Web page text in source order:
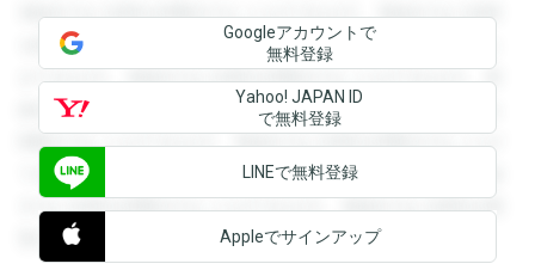
登録すると回答を閲覧することができます。登録すると回答
を閲覧することができます。登録すると回答を閲覧すること
ができます。登録すると回答を閲覧することができます。登
録すると回答を閲覧することができます。登録すると回答を
閲覧することができます。登録すると回答を閲覧することが
できます。登録すると回答を閲覧することができます。登録
すると回答を閲覧することができます。登録すると回答を閲
覧することができます。
Googleアカウントで
無料登録
Yahoo! JAPAN ID
で無料登録
LINEで無料登録
Appleでサインアップ